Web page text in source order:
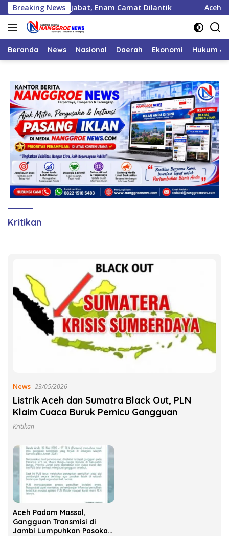
Langsung
ke
konten
Breaking News
125 Pejabat, Enam Camat Dilantik Aceh Jaya
Beranda News Nasional Daerah Ekonomi Hukum &
Kritikan
News 23/05/2026
Listrik Aceh dan Sumatra Black Out, PLN
Klaim Cuaca Buruk Pemicu Gangguan
Kritikan
‎Aceh Padam Massal,
Gangguan Transmisi di
Jambi Lumpuhkan Pasokan